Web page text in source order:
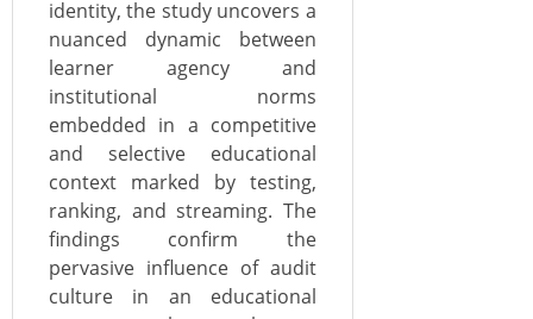
identity, the study uncovers a
nuanced dynamic between
learner agency and
institutional norms
embedded in a competitive
and selective educational
context marked by testing,
ranking, and streaming. The
findings confirm the
pervasive influence of audit
culture in an educational